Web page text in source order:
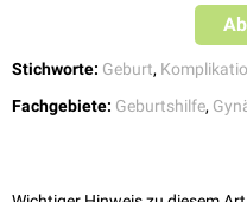
Stichworte: Geburt,
Fachgebiete: Geburtshilfe,